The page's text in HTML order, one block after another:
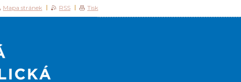
Mapa stránek RSS Tisk